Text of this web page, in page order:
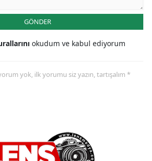
GÖNDER
okudum ve kabul ediyorum
yok, ilk yorumu siz yazın, tartışalım *